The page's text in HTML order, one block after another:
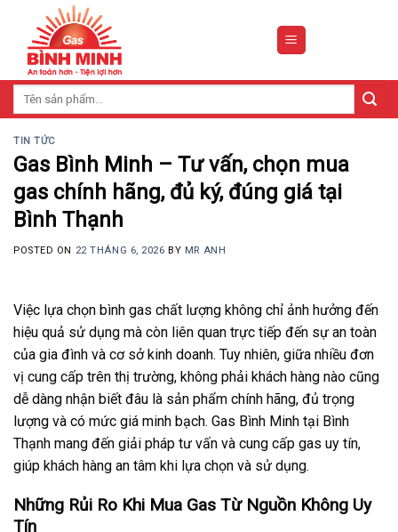
content
TIN TỨC
Gas Bình Minh – Tư vấn, chọn mua
gas chính hãng, đủ ký, đúng giá tại
Bình Thạnh
POSTED ON 22 THÁNG 6, 2026 BY MR ANH
Việc lựa chọn bình gas chất lượng không chỉ ảnh hưởng đến
hiệu quả sử dụng mà còn liên quan trực tiếp đến sự an toàn
của gia đình và cơ sở kinh doanh. Tuy nhiên, giữa nhiều đơn
vị cung cấp trên thị trường, không phải khách hàng nào cũng
dễ dàng nhận biết đâu là sản phẩm chính hãng, đủ trọng
lượng và có mức giá minh bạch. Gas Bình Minh tại Bình
Thạnh mang đến giải pháp tư vấn và cung cấp gas uy tín,
giúp khách hàng an tâm khi lựa chọn và sử dụng.
Những Rủi Ro Khi Mua Gas Từ Nguồn Không Uy
Tín